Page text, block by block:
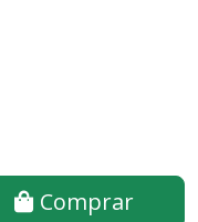
Comprar